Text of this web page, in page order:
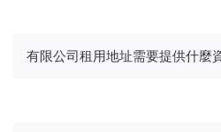
有限公司租用地址需要提供什麼